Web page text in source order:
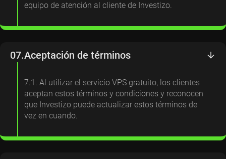
equipo de atención al cliente de Investizo.
07.Aceptación de términos
7.1. Al utilizar el servicio VPS gratuito, los clientes
aceptan estos términos y condiciones y reconocen
que Investizo puede actualizar estos términos de
vez en cuando.